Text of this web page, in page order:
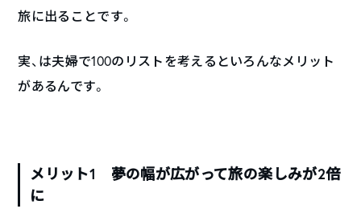
旅に出ることです。
実、は夫婦で100のリストを考えるといろんなメリット
があるんです。
メリット1 夢の幅が広がって旅の楽しみが2倍
に